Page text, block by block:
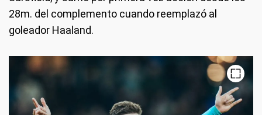
28m. del complemento cuando reemplazó al
goleador Haaland.